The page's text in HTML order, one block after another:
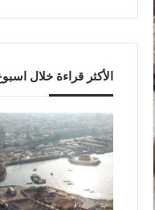
الأكثر قراءة خلال